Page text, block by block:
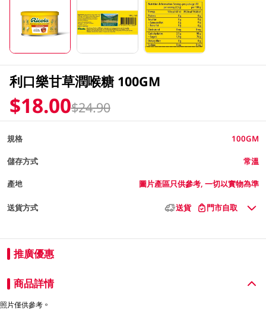
利口樂甘草潤喉糖 100GM
$18.00$24.90
規格 100GM
儲存方式 常溫
產地 圖片產區只供參考, 一切以實物為準
送貨方式 送貨 門市自取
推廣優惠
商品詳情
照片僅供參考。